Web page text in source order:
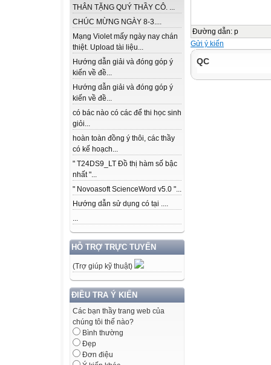
THÂN TẶNG QUÝ THẦY CÔ. ...
CHÚC MỪNG NGÀY 8-3....
Mạng Violet mấy ngày nay chán
thiệt. Upload tài liệu...
Hướng dẫn giải và đóng góp ý
kiến về đề...
Hướng dẫn giải và đóng góp ý
kiến về đề...
có bác nào có các để thi học sinh
giỏi...
hoàn toàn đồng ý thôi, các thầy
có kế hoạch...
" T24DS9_LT Đồ thị hàm số bậc
nhất "...
" Novoasoft ScienceWord v5.0 "...
Hướng dẫn sử dụng có tại ....
...
HỖ TRỢ TRỰC TUYẾN
(Trợ giúp kỹ thuật)
ĐIỀU TRA Ý KIẾN
Các bạn thầy trang web của
chúng tôi thế nào?
Bình thường
Đẹp
Đơn điệu
Đường dẫn: p
Gửi ý kiến
QC